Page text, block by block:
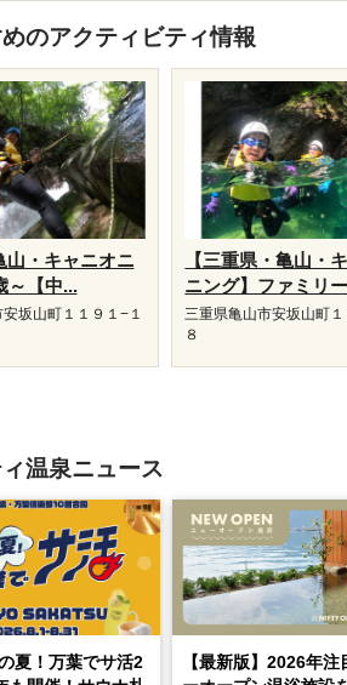
のアクティビティ情報
山・キャニオニ
～【中...
坂山町１１９１−１
【三重県・亀山・
ニング】ファミリ
三重県亀山市安坂山町１
８
温泉ニュース
夏！万葉でサ活2
【最新版】2026年注